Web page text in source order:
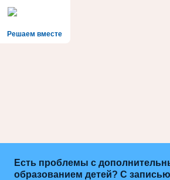
Решаем вместе
Есть проблемы с
образованием детей? С